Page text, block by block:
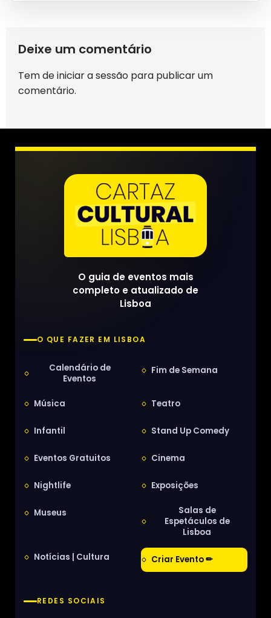
Deixe um comentário
Tem deiniciar a sessão para publicar um
comentário.
O guia de eventos mais
completo e atualizado de
Lisboa
O QUE FAZER EM LISBOA
Calendário de
Eventos
Fim de Semana
Música Teatro
Infantil Stand Up Comedy
Eventos Gratuitos Cinema
Nightlife Exposições
Museus
Salas de
Espetáculos de
Lisboa
Notícias | Cultura Criar Evento ✏
REDES SOCIAIS